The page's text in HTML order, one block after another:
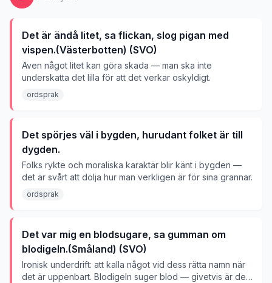
Det är ändå litet, sa flickan, slog pigan med
vispen.(Västerbotten) (SVO)
Även något litet kan göra skada — man ska inte
underskatta det lilla för att det verkar oskyldigt.
ordsprak
Det spörjes väl i bygden, hurudant folket är till
dygden.
Folks rykte och moraliska karaktär blir känt i bygden —
det är svårt att dölja hur man verkligen är för sina grannar.
ordsprak
Det var mig en blodsugare, sa gumman om
blodigeln.(Småland) (SVO)
Ironisk underdrift: att kalla något vid dess rätta namn när
det är uppenbart. Blodigeln suger blod — givetvis är den